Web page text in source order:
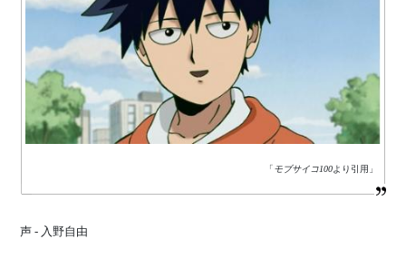
「モブサイコ100より引用」
声 - 入野自由